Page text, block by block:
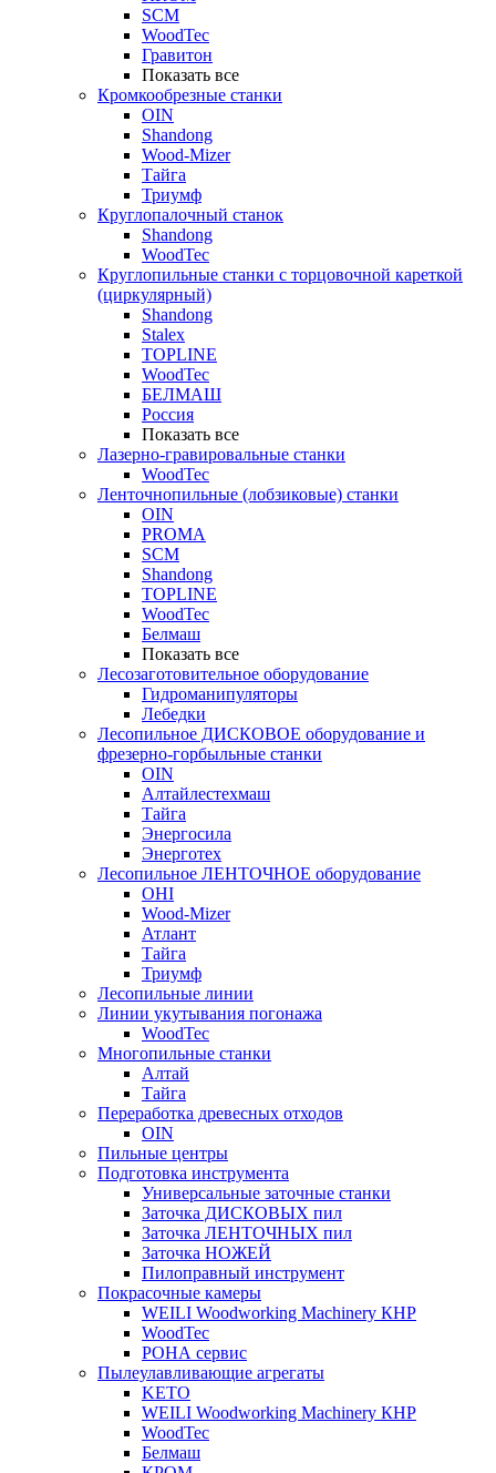
SCM
WoodTec
Гравитон
Показать все
Кромкообрезные станки
OIN
Shandong
Wood-Mizer
Тайга
Триумф
Круглопалочный станок
Shandong
WoodTec
Круглопильные станки с торцовочной кареткой
(циркулярный)
Shandong
Stalex
TOPLINE
WoodTec
БЕЛМАШ
Россия
Показать все
Лазерно-гравировальные станки
WoodTec
Ленточнопильные (лобзиковые) станки
OIN
PROMA
SCM
Shandong
TOPLINE
WoodTec
Белмаш
Показать все
Лесозаготовительное оборудование
Гидроманипуляторы
Лебедки
Лесопильное ДИСКОВОЕ оборудование и
фрезерно-горбыльные станки
OIN
Алтайлестехмаш
Тайга
Энергосила
Энерготех
Лесопильное ЛЕНТОЧНОЕ оборудование
OHI
Wood-Mizer
Атлант
Тайга
Триумф
Лесопильные линии
Линии укутывания погонажа
WoodTec
Многопильные станки
Алтай
Тайга
Переработка древесных отходов
OIN
Пильные центры
Подготовка инструмента
Универсальные заточные станки
Заточка ДИСКОВЫХ пил
Заточка ЛЕНТОЧНЫХ пил
Заточка НОЖЕЙ
Пилоправный инструмент
Покрасочные камеры
WEILI Woodworking Machinery КНР
WoodTec
РОНА сервис
Пылеулавливающие агрегаты
KETO
WEILI Woodworking Machinery КНР
WoodTec
Белмаш